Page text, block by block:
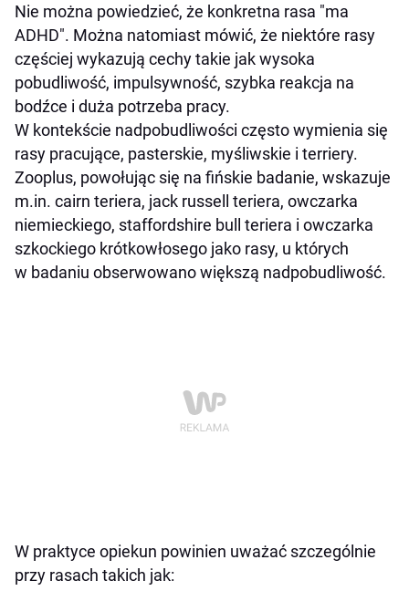
Nie można powiedzieć, że konkretna rasa "ma
ADHD". Można natomiast mówić, że niektóre rasy
częściej wykazują cechy takie jak wysoka
pobudliwość, impulsywność, szybka reakcja na
bodźce i duża potrzeba pracy.
W kontekście nadpobudliwości często wymienia się
rasy pracujące, pasterskie, myśliwskie i terriery.
Zooplus, powołując się na fińskie badanie, wskazuje
m.in. cairn teriera, jack russell teriera, owczarka
niemieckiego, staffordshire bull teriera i owczarka
szkockiego krótkowłosego jako rasy, u których
w badaniu obserwowano większą nadpobudliwość.
W praktyce opiekun powinien uważać szczególnie
przy rasach takich jak: